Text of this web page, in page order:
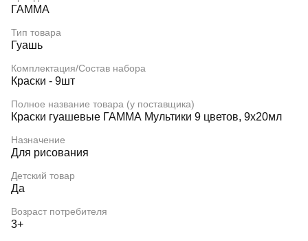
ГАММА
Тип товара
Гуашь
Комплектация/Состав набора
Краски - 9шт
Полное название товара (у поставщика)
Краски гуашевые ГАММА Мультики 9 цветов, 9х20мл
Назначение
Для рисования
Детский товар
Да
Возраст потребителя
3+